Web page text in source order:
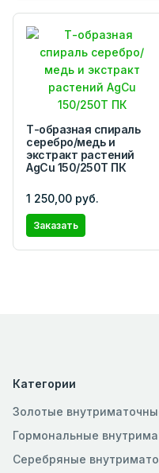
Т-образная спираль
серебро/медь и
экстракт растений
AgCu 150/250Т ПК
1 250,00 руб.
Заказать
Категории
Золотые
Гормональные
Серебряные